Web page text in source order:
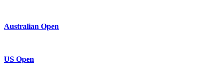
Australian Open
US Open